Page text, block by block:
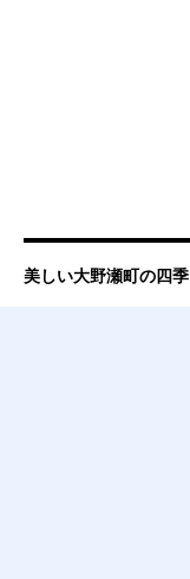
美しい大野瀬町の四季